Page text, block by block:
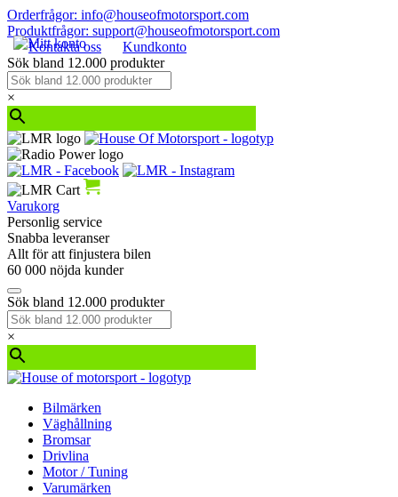
Orderfrågor: info@houseofmotorsport.com
Produktfrågor: support@houseofmotorsport.com
Kontakta oss
Kundkonto
Sök bland 12.000 produkter
×
Varukorg
Personlig service
Snabba leveranser
Allt för att finjustera bilen
60 000 nöjda kunder
Sök bland 12.000 produkter
×
Bilmärken
Väghållning
Bromsar
Drivlina
Motor / Tuning
Varumärken